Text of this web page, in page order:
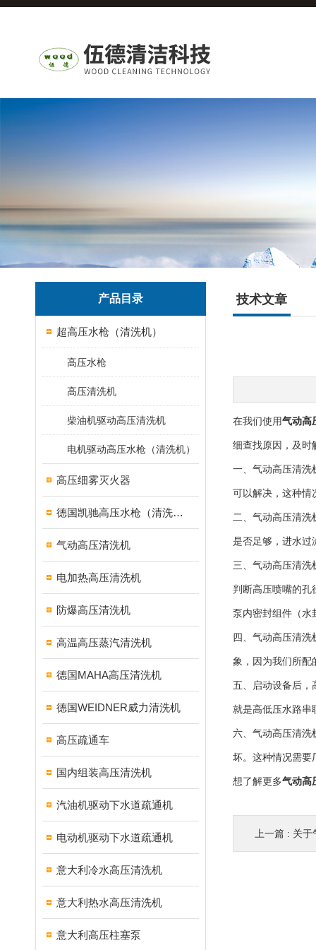
产品目录
超高压水枪（清洗机）
高压水枪
高压清洗机
柴油机驱动高压清洗机
电机驱动高压水枪（清洗机）
高压细雾灭火器
德国凯驰高压水枪（清洗机）
气动高压清洗机
电加热高压清洗机
防爆高压清洗机
高温高压蒸汽清洗机
德国MAHA高压清洗机
德国WEIDNER威力清洗机
高压疏通车
国内组装高压清洗机
汽油机驱动下水道疏通机
电动机驱动下水道疏通机
意大利冷水高压清洗机
意大利热水高压清洗机
意大利高压柱塞泵
技术文章
在我们使用气动高
细查找原因，及时
一、气动高压清洗
可以解决，这种情
二、气动高压清洗
是否足够，进水过
三、气动高压清洗
判断高压喷嘴的孔
泵内密封组件（水
四、气动高压清
象，因为我们所配
五、启动设备后，
就是高低压水路串
六、气动高压清洗
坏。这种情况需要
想了解更多气动高
上一篇 : 关于